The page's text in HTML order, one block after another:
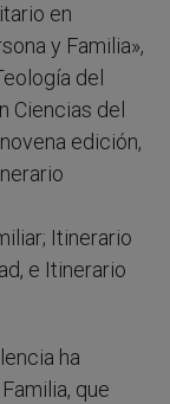
en
y Familia»,
del
Ciencias del
edición,
Itinerario
e Itinerario
ha
que